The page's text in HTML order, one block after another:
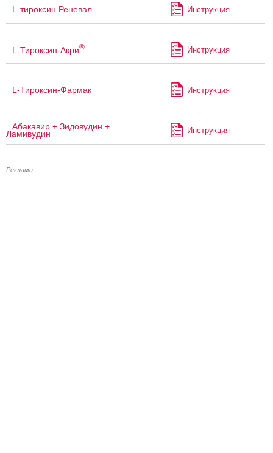
L-тироксин Реневал Инструкция
L-Тироксин-Акри® Инструкция
L-Тироксин-Фармак Инструкция
Абакавир + Зидовудин +
Ламивудин Инструкция
Реклама